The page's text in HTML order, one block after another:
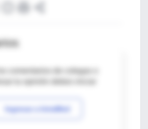
comentarios de colegas o
Ingresar a IntraMed